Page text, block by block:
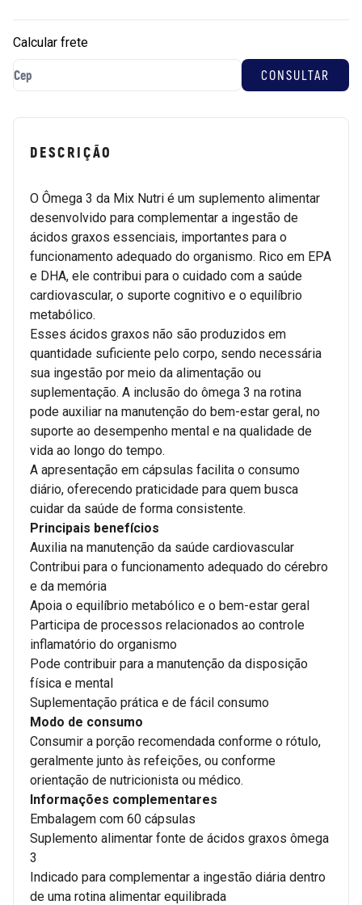
Calcular frete
DESCRIÇÃO
O Ômega 3 da Mix Nutri é um suplemento alimentar
desenvolvido para complementar a ingestão de
ácidos graxos essenciais, importantes para o
funcionamento adequado do organismo. Rico em EPA
e DHA, ele contribui para o cuidado com a saúde
cardiovascular, o suporte cognitivo e o equilíbrio
metabólico.
Esses ácidos graxos não são produzidos em
quantidade suficiente pelo corpo, sendo necessária
sua ingestão por meio da alimentação ou
suplementação. A inclusão do ômega 3 na rotina
pode auxiliar na manutenção do bem-estar geral, no
suporte ao desempenho mental e na qualidade de
vida ao longo do tempo.
A apresentação em cápsulas facilita o consumo
diário, oferecendo praticidade para quem busca
cuidar da saúde de forma consistente.
Principais benefícios
Auxilia na manutenção da saúde cardiovascular
Contribui para o funcionamento adequado do cérebro
e da memória
Apoia o equilíbrio metabólico e o bem-estar geral
Participa de processos relacionados ao controle
inflamatório do organismo
Pode contribuir para a manutenção da disposição
física e mental
Suplementação prática e de fácil consumo
Modo de consumo
Consumir a porção recomendada conforme o rótulo,
geralmente junto às refeições, ou conforme
orientação de nutricionista ou médico.
Informações complementares
Embalagem com 60 cápsulas
Suplemento alimentar fonte de ácidos graxos ômega
3
Indicado para complementar a ingestão diária dentro
de uma rotina alimentar equilibrada